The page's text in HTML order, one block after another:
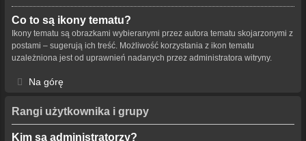
Co to są ikony tematu?
Ikony tematu są obrazkami wybieranymi przez autora tematu skojarzonymi z
postami – sugerują ich treść. Możliwość korzystania z ikon tematu
uzależniona jest od uprawnień nadanych przez administratora witryny.
Na górę
Rangi użytkownika i grupy
Kim są administratorzy?